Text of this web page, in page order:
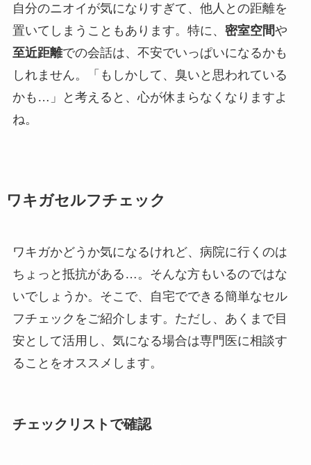
自分のニオイが気になりすぎて、他人との距離を
置いてしまうこともあります。特に、 密室空間や
至近距離での会話は、不安でいっぱいになるかも
しれません。「もしかして、臭いと思われている
かも…」と考えると、心が休まらなくなりますよ
ね。
ワキガセルフチェック
ワキガかどうか気になるけれど、病院に行くのは
ちょっと抵抗がある…。そんな方もいるのではな
いでしょうか。そこで、自宅でできる簡単なセル
フチェックをご紹介します。ただし、あくまで目
安として活用し、気になる場合は専門医に相談す
ることをオススメします。
チェックリストで確認